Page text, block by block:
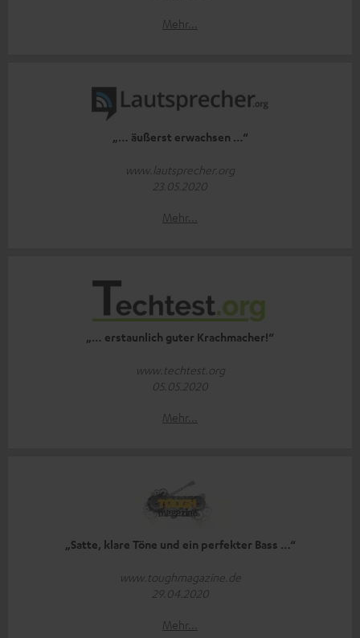
Mehr...
„… äußerst erwachsen …“
www.lautsprecher.org
23.05.2020
Mehr...
„… erstaunlich guter Krachmacher!“
www.techtest.org
05.05.2020
Mehr...
„Satte, klare Töne und ein perfekter Bass …“
www.toughmagazine.de
29.04.2020
Mehr...